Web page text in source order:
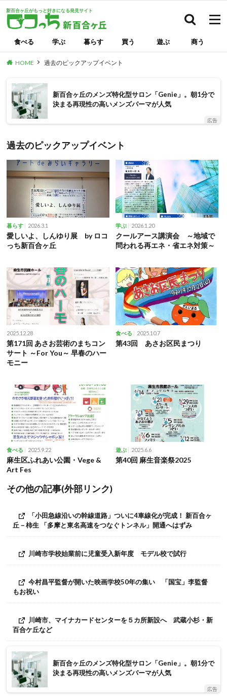
新百合ヶ丘がもっと好きになる発見サイト
食べる 学ぶ 暮らす 買う 遊ぶ 商う
HOME 過去のピックアップイベント
新百合ヶ丘のメンズ特化型サロン「Genie」。朝1分で
決まる再現性の高いメンズパーマが人気
広告
過去のピックアップイベント
暮らす 2026.3.1
愛しいよ、しんゆり展 by ロコ
っち新百合ヶ丘
学ぶ 2026.1.20
クールアース講演会 ～地域で
問われる再エネ・省エネ対策～
2025.12.28
第171回 あさお芸術のまちコン
サート ～For You～ 早春のハー
モニー
食べる 2025.10.7
第43回 あさお区民まつり
食べる 2025.9.22
麻生区ふれあい公園・Vege &
Art Fes
遊ぶ 2025.6.6
第40回 麻生音楽祭2025
その他の記事(外部リンク)
「小田急線沿いの幹線道路」ついに4車線化が完成！ 新百合ヶ
丘－柿生 「多摩と東名高速をつなぐトンネル」開通へはずみ
川崎市学校始業前に児童受入新年度 モデル校で試行
今村昌平監督が開いた映画学校50年の集い 「国宝」李監督
もお祝い
川崎市、マイナカードセンターを５カ所新設へ 武蔵小杉・新
百合ケ丘など
新百合ヶ丘のメンズ特化型サロン「Genie」。朝1分で
決まる再現性の高いメンズパーマが人気
広告